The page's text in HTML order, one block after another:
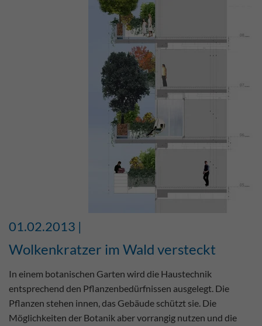
01.02.2013 |
Wolkenkratzer im Wald versteckt
In einem botanischen Garten wird die Haustechnik
entsprechend den Pflanzenbedürfnissen ausgelegt. Die
Pflanzen stehen innen, das Gebäude schützt sie. Die
Möglichkeiten der Botanik aber vorrangig nutzen und die